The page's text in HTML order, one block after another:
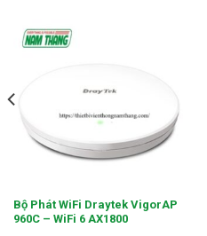
Bộ Phát WiFi Draytek VigorAP
960C – WiFi 6 AX1800